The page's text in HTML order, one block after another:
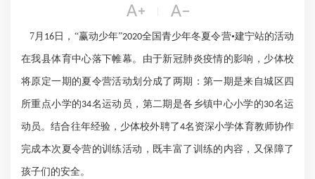
 
7月 16 日，“赢动少年”2020全国青少年冬夏令营•建宁站的活动
在我县体育中心落下帷幕。由于新冠肺炎疫情的影响，少体校
将原定一期的夏令营活动划分成了两期：第一期是来自城区四
所重点小学的34名运动员，第二期是各乡镇中心小学的30名运
动员。结合往年经验，少体校外聘了4名资深小学体育教师协作
完成本次夏令营的训练活动，既丰富了训练的内容，又保障了
孩子们的安全。